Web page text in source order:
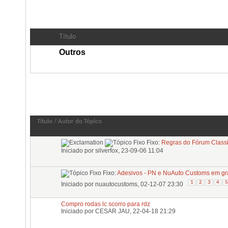
Título
Outros
Título / Autor do Tópico
Fixo: Regras do Fórum
Iniciado por silverfox, 23-09-06 11:04
Fixo:Adesivos - PN e NuAuto Customs em
Iniciado por nuautocustoms, 02-12-07 23:30 1 2 3 4 5
Compro rodas lc scorro para rdz
Iniciado por CESAR JAU, 22-04-18 21:29